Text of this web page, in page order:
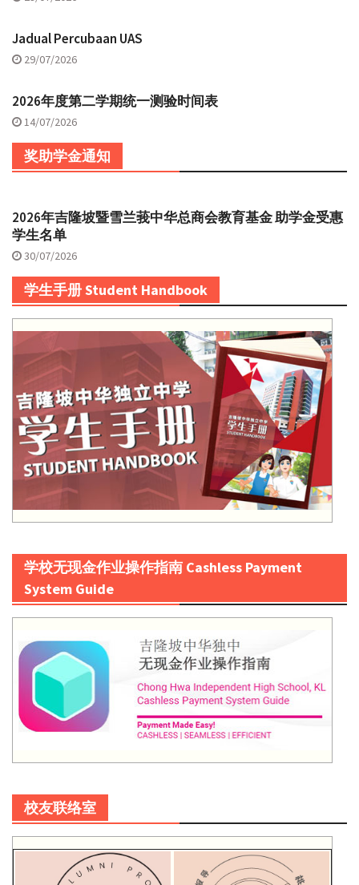
Jadual Percubaan UAS
29/07/2026
2026年度第二学期统一测验时间表
14/07/2026
奖助学金通知
2026年吉隆坡暨雪兰莪中华总商会教育基金 助学金受惠
学生名单
30/07/2026
学生手册 Student Handbook
学校无现金作业操作指南 Cashless Payment
System Guide
校友联络室